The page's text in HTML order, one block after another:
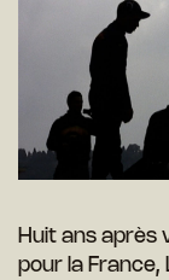
Huit ans après
pour la France,